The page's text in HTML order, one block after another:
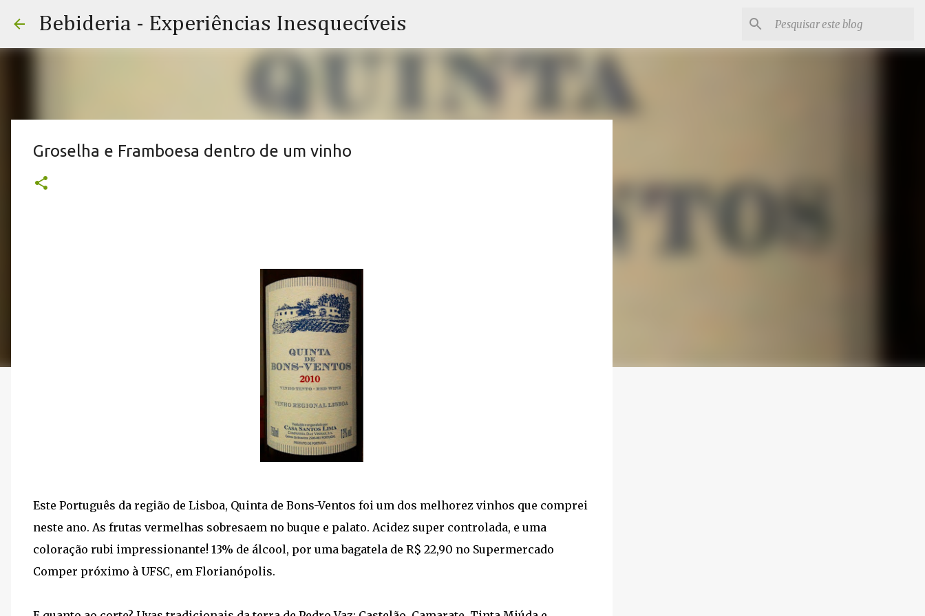
Bebideria - Experiências Inesquecíveis
Groselha e Framboesa dentro de um vinho
Este Português da região de Lisboa, Quinta de Bons-Ventos foi um dos melhorez vinhos que comprei
neste ano. As frutas vermelhas sobresaem no buque e palato. Acidez super controlada, e uma
coloração rubi impressionante! 13% de álcool, por uma bagatela de R$ 22,90 no Supermercado
Comper próximo à UFSC, em Florianópolis.